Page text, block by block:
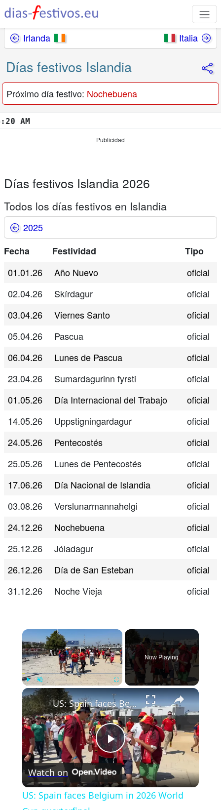
Irlanda Italia
Días festivos Islandia
Próximo día festivo: Nochebuena
Publicidad
Días festivos Islandia 2026
Todos los días festivos en Islandia
2025
Fecha
Festividad
Tipo
01.01.26
Año Nuevo
oficial
02.04.26
Skírdagur
oficial
03.04.26
Viernes Santo
oficial
05.04.26
Pascua
oficial
06.04.26
Lunes de Pascua
oficial
23.04.26
Sumardagurinn fyrsti
oficial
01.05.26
Día Internacional del Trabajo
oficial
14.05.26
Uppstigningardagur
oficial
24.05.26
Pentecostés
oficial
25.05.26
Lunes de Pentecostés
oficial
17.06.26
Día Nacional de Islandia
oficial
03.08.26
Verslunarmannahelgi
oficial
24.12.26
Nochebuena
oficial
25.12.26
Jóladagur
oficial
26.12.26
Día de San Esteban
oficial
31.12.26
Noche Vieja oficial
Play Unmute
Now Playing
Play
Video
US: Spain faces Belgium in 2026 World Cup quarterfinal.
Watch on
US: Spain faces Belgium in 2026 World